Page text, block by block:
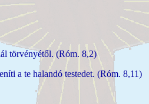
törvényétől. (Róm. 8,2)
a te halandó testedet. (Róm. 8,11)